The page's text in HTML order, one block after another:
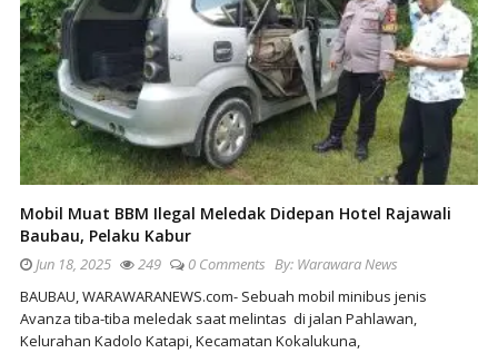
Mobil Muat BBM Ilegal Meledak Didepan Hotel Rajawali
Baubau, Pelaku Kabur
Jun 18, 2025 249 0 Comments By: Warawara News
BAUBAU, WARAWARANEWS.com- Sebuah mobil minibus jenis
Avanza tiba-tiba meledak saat melintas di jalan Pahlawan,
Kelurahan Kadolo Katapi, Kecamatan Kokalukuna,